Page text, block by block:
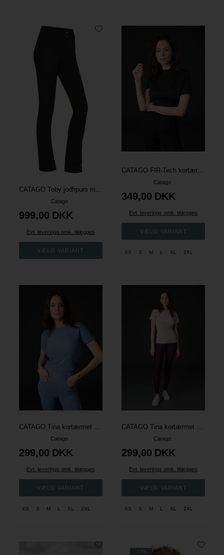
CATAGO Toby jodhpurs med fullgrip
Catago
999,00 DKK
Evt. leverings omk. tilægges
CATAGO FIR-Tech kortærmet ridebluse
Catago
349,00 DKK
Evt. leverings omk. tilægges
XS S M L XL 2XL
CATAGO Tina kortærmet T-shirt - Flint Stone
Catago
299,00 DKK
Evt. leverings omk. tilægges
XS S M L XL 2XL
CATAGO Tina kortærmet T-shirt - Burnished Lilac
Catago
299,00 DKK
Evt. leverings omk. tilægges
XS S M L XL 2XL
-33%